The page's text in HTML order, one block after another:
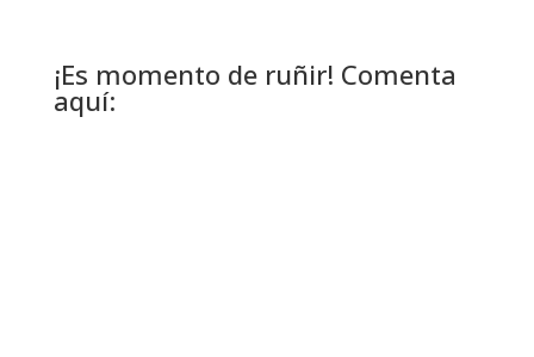
¡Es momento de ruñir! Comenta
aquí: